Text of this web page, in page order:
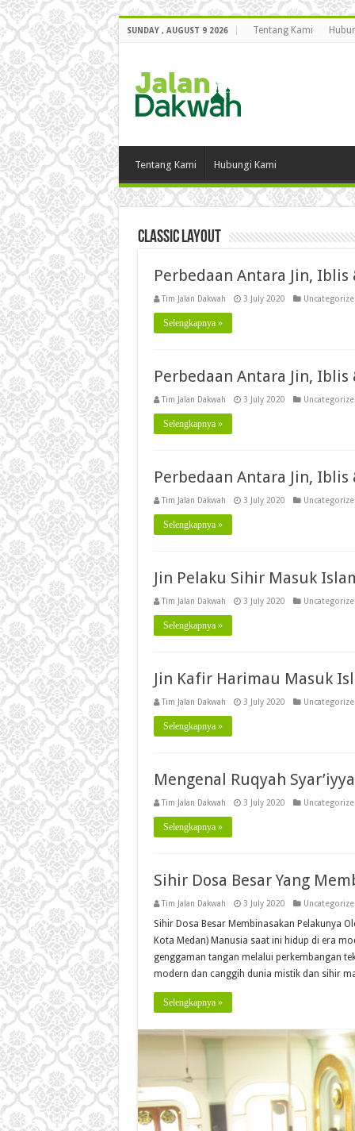
SUNDAY , AUGUST 9 2026 Tentang Kami
Tentang Kami Hubungi Kami
Classic Layout
Perbedaan Antara Jin, Iblis
Tim Jalan Dakwah 3 July 2020
Selengkapnya »
Perbedaan Antara Jin, Iblis
Tim Jalan Dakwah 3 July 2020
Selengkapnya »
Perbedaan Antara Jin, Iblis
Tim Jalan Dakwah 3 July 2020
Selengkapnya »
Jin Pelaku Sihir Masuk
Tim Jalan Dakwah 3 July 2020
Selengkapnya »
Jin Kafir Harimau Masuk
Tim Jalan Dakwah 3 July 2020
Selengkapnya »
Mengenal Ruqyah
Tim Jalan Dakwah 3 July 2020
Selengkapnya »
Sihir Dosa Besar Yang
Tim Jalan Dakwah 3 July 2020
Sihir Dosa Besar Membinasakan Pelakunya
Kota Medan) Manusia saat ini hidup di era
genggaman tangan melalui perkembangan
modern dan canggih dunia mistik dan sihir
Selengkapnya »